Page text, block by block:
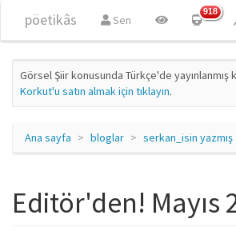
pöetikâs Sen
918
Görsel Şiir konusunda Türkçe'de yayınlanmış
Korkut'u satın almak için tıklayın.
Ana sayfa bloglar serkan_isin yazmış
Editör'den! Mayıs